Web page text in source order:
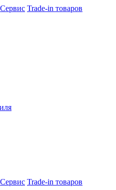
Сервис Trade-in товаров
Сервис Trade-in товаров